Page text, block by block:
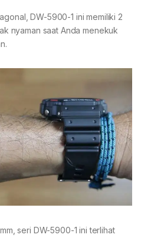
DW-5900-1 ini memiliki 2
nyaman saat Anda menekuk
seri DW-5900-1 ini terlihat